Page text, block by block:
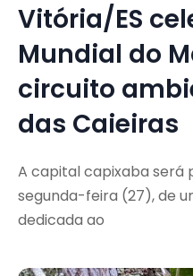
Vitória/ES
Mundial do
circuito
das Caieiras
A capital capixaba será
segunda-feira (27), de
dedicada ao